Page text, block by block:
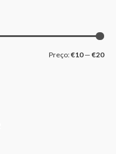
Preço:€10— €20